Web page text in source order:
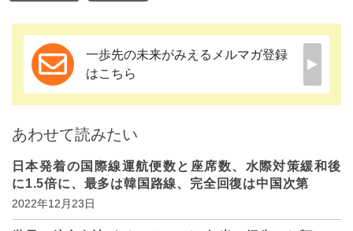
一歩先の未来がみえるメルマガ登録
はこちら
あわせて読みたい
日本発着の国際線運航便数と座席数、水際対策緩和後
に1.5倍に、最多は韓国路線、完全回復は中国次第
2022年12月23日